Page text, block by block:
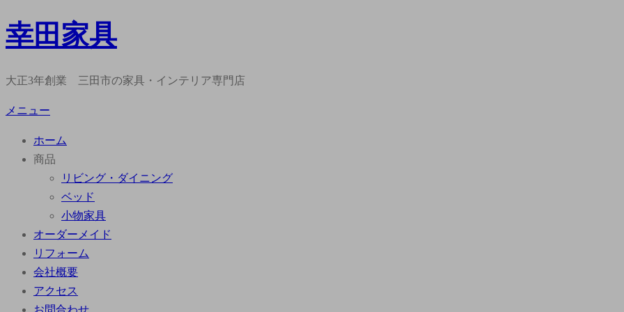
コ
ン
ン
幸田家具
大正3年創業 三田市の家具・インテリア専門店
メニュー
ホーム
商品
リビング・ダイニング
ベッド
小物家具
オーダーメイド
リフォーム
会社概要
アクセス
お問合わせ